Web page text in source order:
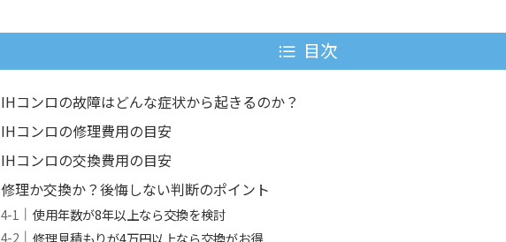
目次
IHコンロの故障はどんな症状から起きるのか？
IHコンロの修理費用の目安
IHコンロの交換費用の目安
修理か交換か？後悔しない判断のポイント
使用年数が8年以上なら交換を検討
修理見積もりが4万円以上なら交換がお得